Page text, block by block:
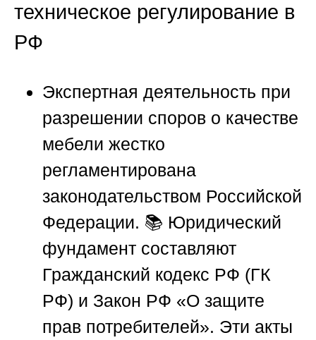
техническое регулирование в
РФ
Экспертная деятельность при
разрешении споров о качестве
мебели жестко
регламентирована
законодательством Российской
Федерации. 📚 Юридический
фундамент составляют
Гражданский кодекс РФ (ГК
РФ) и Закон РФ «О защите
прав потребителей». Эти акты